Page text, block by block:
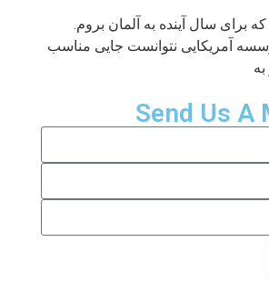
که برای سال آینده به آلمان بروم.
آمریکایی نتوانست جایی مناسب
Send Us A